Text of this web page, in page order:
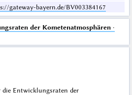
gateway-bayern.de/BV003384167
der Kometenatmosphären·
Entwicklungsraten der